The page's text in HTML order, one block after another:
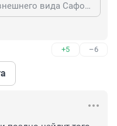
Описание (ориентировка) внешнего вида Сафоновой, найденное мной в сети: рост 156 см, худощавого телосложения, лицо круглое. То есть ночью маньяк вполне мог принять её за юную девчонку. Да и по сути маньяку всё равно какой возраст, главное типаж. А она судя по фоткам ещё та малявка была.
+5 –6